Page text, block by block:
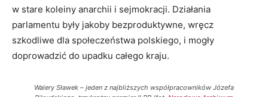
w stare koleiny anarchii i sejmokracji. Działania
parlamentu były jakoby bezproduktywne, wręcz
szkodliwe dla społeczeństwa polskiego, i mogły
doprowadzić do upadku całego kraju.
Walery Sławek – jeden z najbliższych współpracowników Józefa